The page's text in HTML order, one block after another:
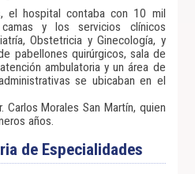
el hospital contaba con 10 mil
y los servicios clínicos
Obstetricia y Ginecología, y
pabellones quirúrgicos, sala de
ambulatoria y un área de
se ubicaban en el
Carlos Morales San Martín, quien
años.
de Especialidades